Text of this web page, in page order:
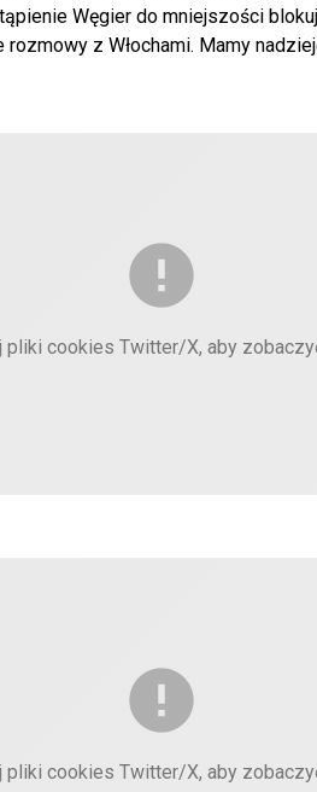
Węgier do mniejszości
z Włochami. Mamy
pliki cookies Twitter/X, aby
pliki cookies Twitter/X, aby